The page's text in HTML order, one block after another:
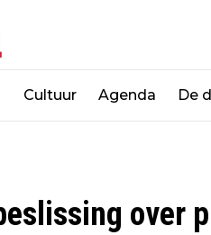
Cultuur Agenda De
over